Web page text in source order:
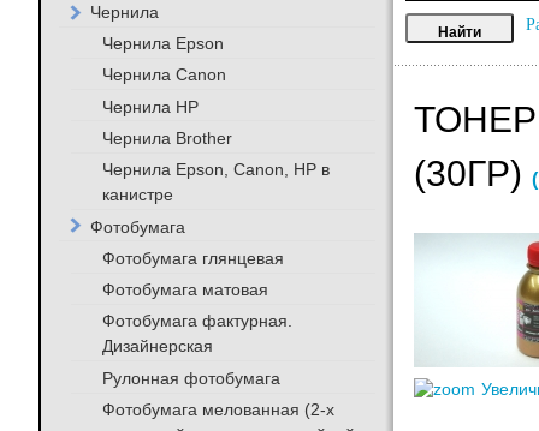
ТОНЕР
(30ГР)
Чернила
Чернила Epson
Чернила Canon
Чернила HP
Чернила Brother
Чернила Epson, Canon, HP в
канистре
Фотобумага
Фотобумага глянцевая
Фотобумага матовая
Фотобумага фактурная.
Дизайнерская
Рулонная фотобумага
Фотобумага мелованная (2-х